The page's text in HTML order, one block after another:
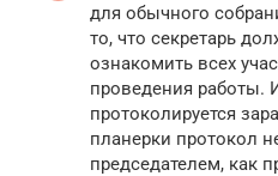
для обычного
то, что секретарь
ознакомить всех
проведения
протоколируется
планерки протокол
председателем, как